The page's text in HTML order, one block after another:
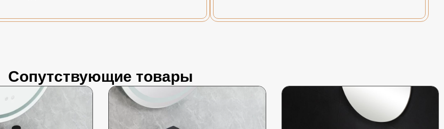
Сопутствующие товары